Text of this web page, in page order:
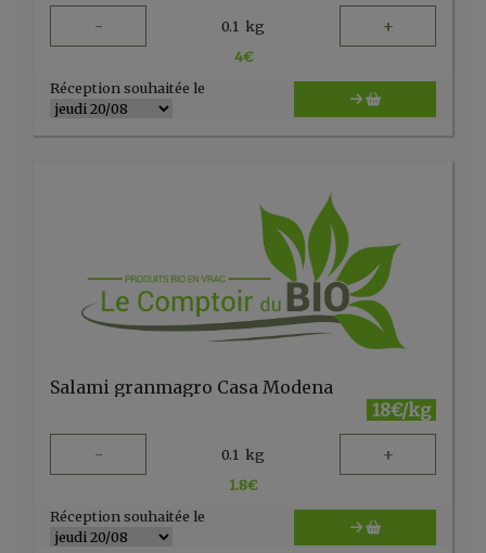
- 0.1 kg +
4€
Réception souhaitée le
Salami granmagro Casa Modena
18€/kg
- 0.1 kg +
1.8€
Réception souhaitée le